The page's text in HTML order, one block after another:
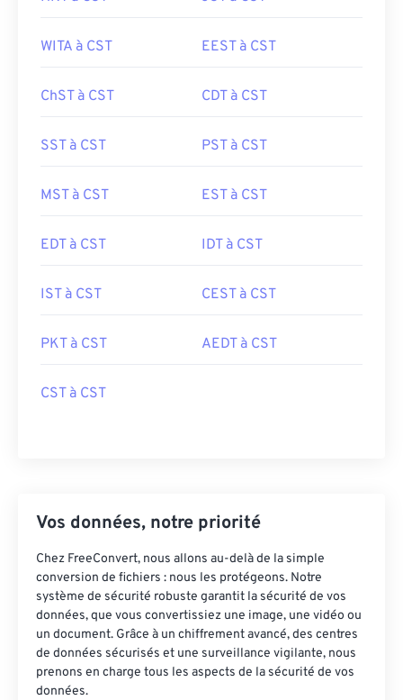
WITA à CST EEST à CST
ChST à CST CDT à CST
SST à CST PST à CST
MST à CST EST à CST
EDT à CST IDT à CST
IST à CST CEST à CST
PKT à CST AEDT à CST
CST à CST
Vos données, notre priorité
Chez FreeConvert, nous allons au-delà de la simple
conversion de fichiers : nous les protégeons. Notre
système de sécurité robuste garantit la sécurité de vos
données, que vous convertissiez une image, une vidéo ou
un document. Grâce à un chiffrement avancé, des centres
de données sécurisés et une surveillance vigilante, nous
prenons en charge tous les aspects de la sécurité de vos
données.